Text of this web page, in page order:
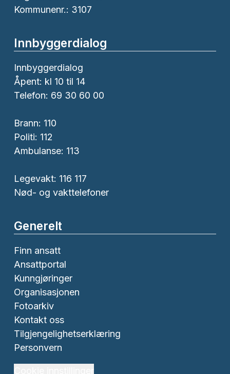
Kommunenr.: 3107
Innbyggerdialog
Innbyggerdialog
Åpent: kl 10 til 14
Telefon: 69 30 60 00
Brann: 110
Politi: 112
Ambulanse: 113
Legevakt: 116 117
Nød- og vakttelefoner
Generelt
Finn ansatt
Ansattportal
Kunngjøringer
Organisasjonen
Fotoarkiv
Kontakt oss
Tilgjengelighetserklæring
Personvern